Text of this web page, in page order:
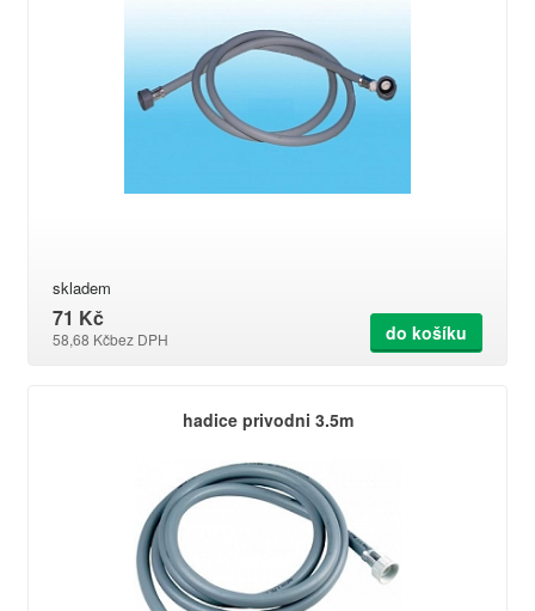
skladem
71 Kč
58,68 Kčbez DPH do košíku
hadice privodni 3.5m